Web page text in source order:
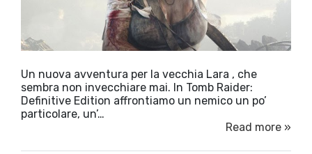
Un nuova avventura per la vecchia Lara , che
sembra non invecchiare mai. In Tomb Raider:
Definitive Edition affrontiamo un nemico un po’
particolare, un’…
Read more »